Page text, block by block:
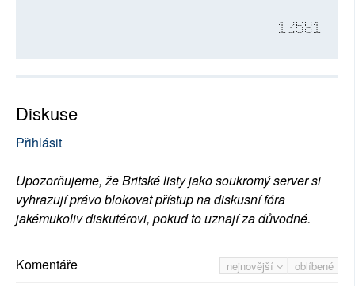
12581
Diskuse
Přihlásit
Upozorňujeme, že Britské listy jako soukromý server si
vyhrazují právo blokovat přístup na diskusní fóra
jakémukoliv diskutérovi, pokud to uznají za důvodné.
nejnovější oblíbené
Komentáře